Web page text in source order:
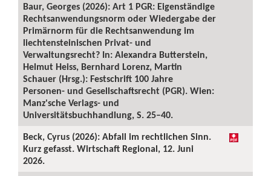
Baur, Georges (2026): Art 1 PGR: Eigenständige
Rechtsanwendungsnorm oder Wiedergabe der
Primärnorm für die Rechtsanwendung im
liechtensteinischen Privat- und
Verwaltungsrecht? In: Alexandra Butterstein,
Helmut Heiss, Bernhard Lorenz, Martin
Schauer (Hrsg.): Festschrift 100 Jahre
Personen- und Gesellschaftsrecht (PGR). Wien:
Manz'sche Verlags- und
Universitätsbuchhandlung, S. 25–40.
Beck, Cyrus (2026): Abfall im rechtlichen Sinn.
Kurz gefasst. Wirtschaft Regional, 12. Juni
2026.